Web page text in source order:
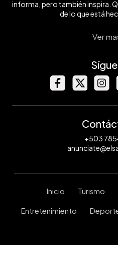
informa, pero también inspira.
de lo que está
Ver
+503
Inicio Turismo
Entretenimiento